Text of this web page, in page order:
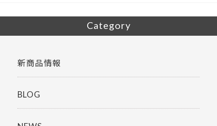
Category
新商品情報
BLOG